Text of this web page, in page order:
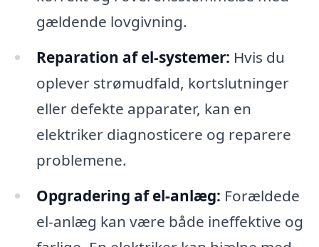
gældende lovgivning.
Reparation af el-systemer: Hvis du
oplever strømudfald, kortslutninger
eller defekte apparater, kan en
elektriker diagnosticere og reparere
problemene.
Opgradering af el-anlæg: Forældede
el-anlæg kan være både ineffektive og